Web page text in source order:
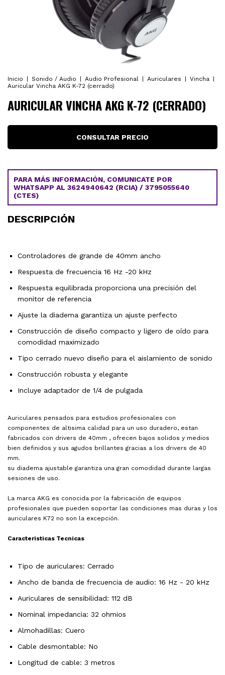
Inicio Sonido / Audio Audio Profesional Auriculares Vincha
Auricular Vincha AKG K-72 (cerrado)
AURICULAR VINCHA AKG K-72 (CERRADO)
PARA MÁS INFORMACIÓN, COMUNICATE POR
WHATSAPP AL 3624940642 (RCIA) / 3795055640
(CTES)
DESCRIPCIÓN
Controladores de grande de 40mm ancho
Respuesta de frecuencia 16 Hz -20 kHz
Respuesta equilibrada proporciona una precisión del
monitor de referencia
Ajuste la diadema garantiza un ajuste perfecto
Construcción de diseño compacto y ligero de oído para
comodidad maximizado
Tipo cerrado nuevo diseño para el aislamiento de sonido
Construcción robusta y elegante
Incluye adaptador de 1/4 de pulgada
Auriculares pensados para estudios profesionales con
componentes de altisima calidad para un uso duradero, estan
fabricados con drivers de 40mm , ofrecen bajos solidos y medios
bien definidos y sus agudos brillantes gracias a los drivers de 40
mm.
su diadema ajustable garantiza una gran comodidad durante largas
sesiones de uso.
La marca AKG es conocida por la fabricación de equipos
profesionales que pueden soportar las condiciones mas duras y los
auriculares K72 no son la excepción.
Caracteristicas Tecnicas
Tipo de auriculares: Cerrado
Ancho de banda de frecuencia de audio: 16 Hz - 20 kHz
Auriculares de sensibilidad: 112 dB
Nominal impedancia: 32 ohmios
Almohadillas: Cuero
Cable desmontable: No
Longitud de cable: 3 metros